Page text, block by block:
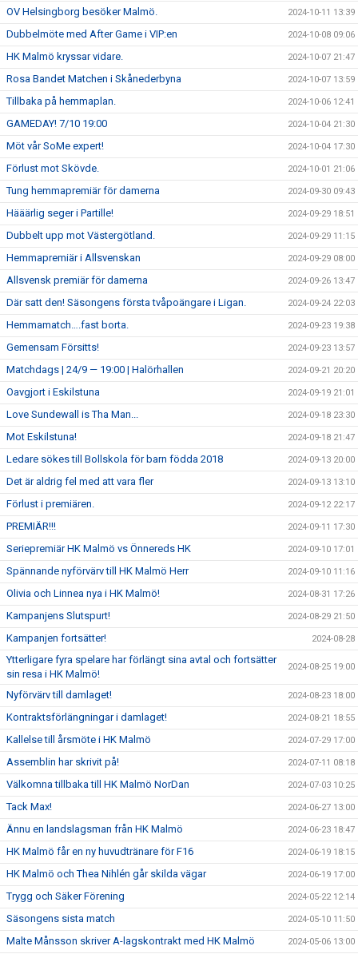
OV Helsingborg besöker Malmö. 2024-10-11 13:39
Dubbelmöte med After Game i VIP:en 2024-10-08 09:06
HK Malmö kryssar vidare. 2024-10-07 21:47
Rosa Bandet Matchen i Skånederbyna 2024-10-07 13:59
Tillbaka på hemmaplan. 2024-10-06 12:41
GAMEDAY! 7/10 19:00 2024-10-04 21:30
Möt vår SoMe expert! 2024-10-04 17:30
Förlust mot Skövde. 2024-10-01 21:06
Tung hemmapremiär för damerna 2024-09-30 09:43
Hääärlig seger i Partille! 2024-09-29 18:51
Dubbelt upp mot Västergötland. 2024-09-29 11:15
Hemmapremiär i Allsvenskan 2024-09-29 08:00
Allsvensk premiär för damerna 2024-09-26 13:47
Där satt den! Säsongens första tvåpoängare i Ligan. 2024-09-24 22:03
Hemmamatch….fast borta. 2024-09-23 19:38
Gemensam Försitts! 2024-09-23 13:57
Matchdags | 24/9 — 19:00 | Halörhallen 2024-09-21 20:20
Oavgjort i Eskilstuna 2024-09-19 21:01
Love Sundewall is Tha Man... 2024-09-18 23:30
Mot Eskilstuna! 2024-09-18 21:47
Ledare sökes till Bollskola för barn födda 2018 2024-09-13 20:00
Det är aldrig fel med att vara fler 2024-09-13 13:10
Förlust i premiären. 2024-09-12 22:17
PREMIÄR!!! 2024-09-11 17:30
Seriepremiär HK Malmö vs Önnereds HK 2024-09-10 17:01
Spännande nyförvärv till HK Malmö Herr 2024-09-10 11:16
Olivia och Linnea nya i HK Malmö! 2024-08-31 17:26
Kampanjens Slutspurt! 2024-08-29 21:50
Kampanjen fortsätter! 2024-08-28
Ytterligare fyra spelare har förlängt sina avtal och fortsätter
sin resa i HK Malmö!
2024-08-25 19:00
Nyförvärv till damlaget! 2024-08-23 18:00
Kontraktsförlängningar i damlaget! 2024-08-21 18:55
Kallelse till årsmöte i HK Malmö 2024-07-29 17:00
Assemblin har skrivit på! 2024-07-11 08:18
Välkomna tillbaka till HK Malmö NorDan 2024-07-03 10:25
Tack Max! 2024-06-27 13:00
Ännu en landslagsman från HK Malmö 2024-06-23 18:47
HK Malmö får en ny huvudtränare för F16 2024-06-19 18:15
HK Malmö och Thea Nihlén går skilda vägar 2024-06-19 17:00
Trygg och Säker Förening 2024-05-22 12:14
Säsongens sista match 2024-05-10 11:50
Malte Månsson skriver A-lagskontrakt med HK Malmö 2024-05-06 13:00